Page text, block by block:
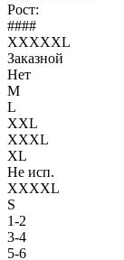
Рост:
####
XXXXXL
Заказной
Нет
M
L
XXL
XXXL
XL
Не исп.
XXXXL
S
1-2
3-4
5-6